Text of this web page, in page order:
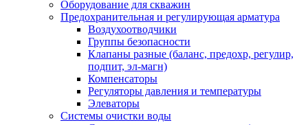
Оборудование для скважин
Предохранительная и регулирующая арматура
Воздухоотводчики
Группы безопасности
Клапаны разные (баланс, предохр, регулир,
подпит, эл-магн)
Компенсаторы
Регуляторы давления и температуры
Элеваторы
Системы очистки воды